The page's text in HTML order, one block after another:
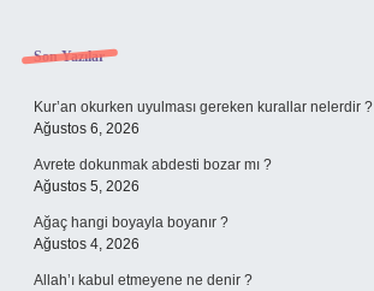
Sidebar
Son Yazılar
Kur’an okurken uyulması gereken kurallar nelerdir ?
Ağustos 6, 2026
Avrete dokunmak abdesti bozar mı ?
Ağustos 5, 2026
Ağaç hangi boyayla boyanır ?
Ağustos 4, 2026
Allah’ı kabul etmeyene ne denir ?